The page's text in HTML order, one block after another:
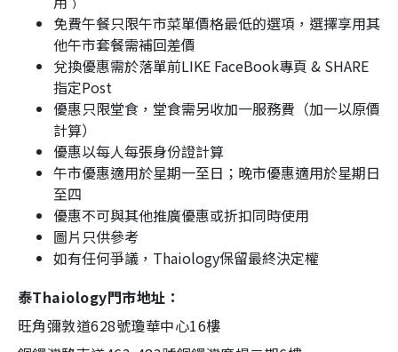
免費午餐只限午市菜單價格最低的選項，選擇享用其
他午市套餐需補回差價
兌換優惠需於落單前LIKE FaceBook專頁 & SHARE
指定Post
優惠只限堂食，堂食需另收加一服務費（加一以原價
計算）
優惠以每人每張身份證計算
午市優惠適用於星期一至日；晚市優惠適用於星期日
至四
優惠不可與其他推廣優惠或折扣同時使用
圖片只供參考
如有任何爭議， Thaiology保留最終決定權
泰Thaiology門市地址：
旺角彌敦道628號瓊華中心16樓